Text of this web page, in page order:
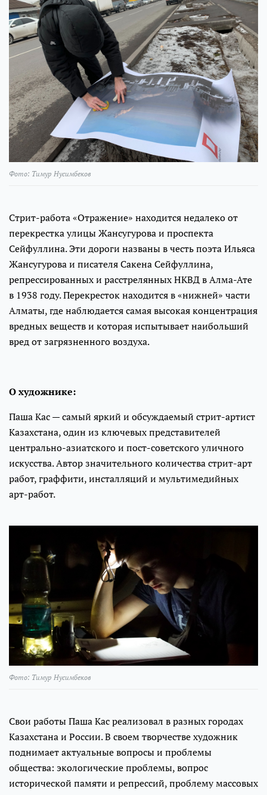
Фото: Тимур Нусимбеков
Стрит-работа «Отражение» находится недалеко от
перекрестка улицы Жансугурова и проспекта
Сейфуллина. Эти дороги названы в честь поэта Ильяса
Жансугурова и писателя Сакена Сейфуллина,
репрессированных и расстрелянных НКВД в Алма-Ате
в 1938 году. Перекресток находится в «нижней» части
Алматы, где наблюдается самая высокая концентрация
вредных веществ и которая испытывает наибольший
вред от загрязненного воздуха.
О художнике:
Паша Кас — самый яркий и обсуждаемый стрит-артист
Казахстана, один из ключевых представителей
центрально-азиатского и пост-советского уличного
искусства. Автор значительного количества стрит-арт
работ, граффити, инсталляций и мультимедийных
арт-работ.
Фото: Тимур Нусимбеков
Свои работы Паша Кас реализовал в разных городах
Казахстана и России. В своем творчестве художник
поднимает актуальные вопросы и проблемы
общества: экологические проблемы, вопрос
исторической памяти и репрессий, проблему массовых